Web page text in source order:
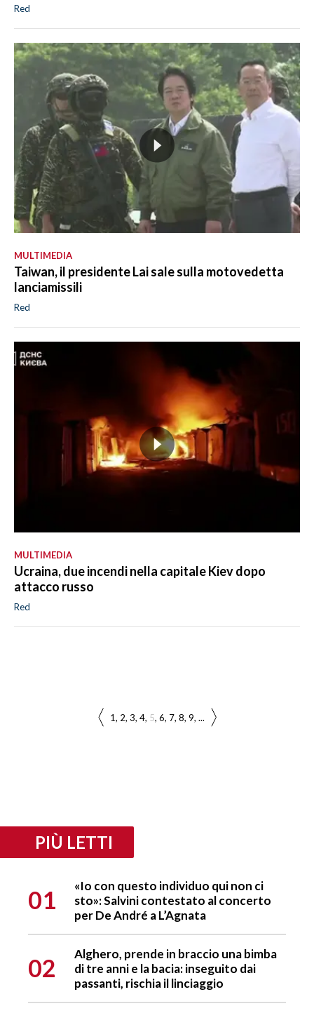
Red
MULTIMEDIA
Taiwan, il presidente Lai sale sulla motovedetta
lanciamissili
Red
MULTIMEDIA
Ucraina, due incendi nella capitale Kiev dopo
attacco russo
Red
1 2 3 4 5 6 7 8 9 ...
PIÙ LETTI
01
«Io con questo individuo qui non ci
sto»: Salvini contestato al concerto
per De André a L’Agnata
02
Alghero, prende in braccio una bimba
di tre anni e la bacia: inseguito dai
passanti, rischia il linciaggio